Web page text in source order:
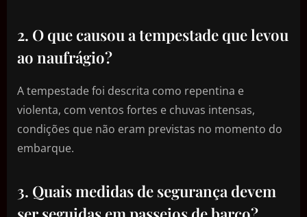
2. O que causou a tempestade que levou
ao naufrágio?
A tempestade foi descrita como repentina e
violenta, com ventos fortes e chuvas intensas,
condições que não eram previstas no momento do
embarque.
3. Quais medidas de segurança devem